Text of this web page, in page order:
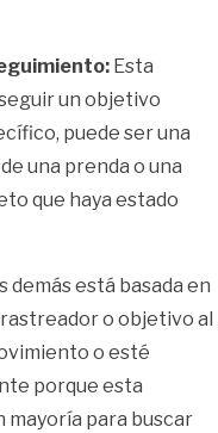
Esta
un objetivo
puede ser una
una prenda o una
que haya estado
demás está basada en
o objetivo al
o esté
porque esta
mayoría para buscar